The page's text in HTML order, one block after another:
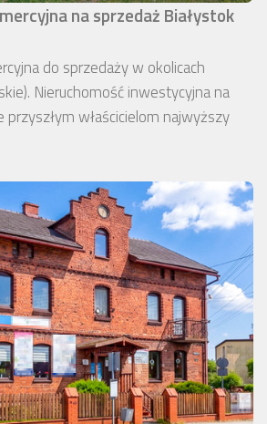
na sprzedaż Białystok
do sprzedaży w okolicach
Nieruchomość inwestycyjna na
właścicielom najwyższy